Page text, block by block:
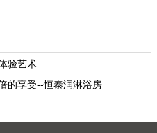
验艺术
的享受--恒泰润淋浴房